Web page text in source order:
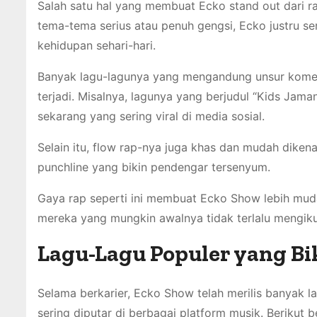
Salah satu hal yang membuat Ecko stand out dari
tema-tema serius atau penuh gengsi, Ecko justru
kehidupan sehari-hari.
Banyak lagu-lagunya yang mengandung unsur
terjadi. Misalnya, lagunya yang berjudul “Kids
sekarang yang sering viral di media sosial.
Selain itu, flow rap-nya juga khas dan mudah
punchline yang bikin pendengar tersenyum.
Gaya rap seperti ini membuat Ecko Show lebih
mereka yang mungkin awalnya tidak terlalu
Lagu-Lagu Populer yang
Selama berkarier, Ecko Show telah merilis banyak
sering diputar di berbagai platform musik. Berikut